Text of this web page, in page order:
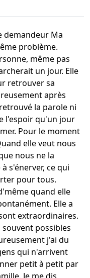
demandeur Ma
problème.
même pas
un jour. Elle
retrouver sa
après
la parole ni
l'espoir qu'un jour
Pour le moment
elle veut nous
nous ne la
s'énerver, ce qui
pour tous.
quand elle
Elle a
extraordinaires.
souvent possibles
j'ai du
qui n'arrivent
petit à petit par